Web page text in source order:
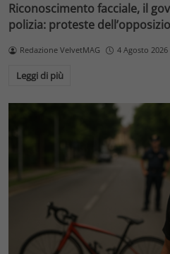
Riconoscimento facciale, il
polizia: proteste
Redazione VelvetMAG 4 Agosto 2026
Leggi di più